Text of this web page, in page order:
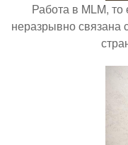
Работа в MLM, то
неразрывно связана